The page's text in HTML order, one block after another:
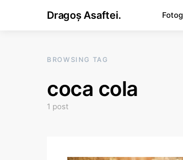
Dragoș Asaftei.
BROWSING TAG
coca cola
1 post